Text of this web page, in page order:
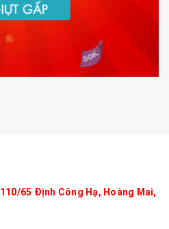
65 Định Công Hạ, Hoàng Mai,